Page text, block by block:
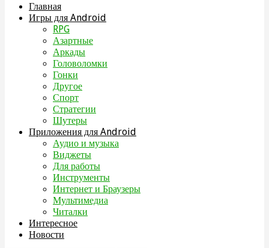
Главная
Игры для Android
RPG
Азартные
Аркады
Головоломки
Гонки
Другое
Спорт
Стратегии
Шутеры
Приложения для Android
Аудио и музыка
Виджеты
Для работы
Инструменты
Интернет и Браузеры
Мультимедиа
Читалки
Интересное
Новости